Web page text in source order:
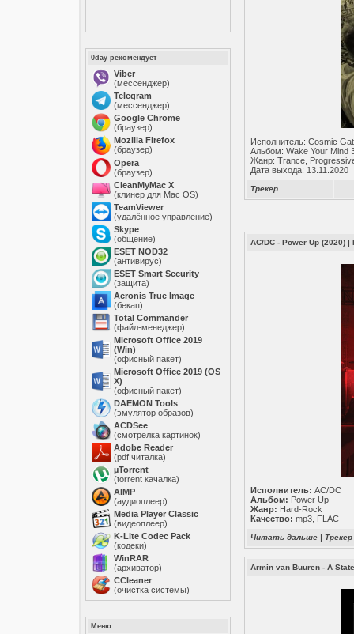
0day рекомендует
Viber
(мессенджер)
Telegram
(мессенджер)
Google Chrome
(браузер)
Mozilla Firefox
(браузер)
Opera
(браузер)
CleanMyMac X
(клинер для Mac OS)
TeamViewer
(удалённое управление)
Skype
(общение)
ESET NOD32
(антивирус)
ESET Smart Security
(защита)
Acronis True Image
(бекап)
Total Commander
(файл-менеджер)
Microsoft Office 2019
(Win)
(офисный пакет)
Microsoft Office 2019 (OS
X)
(офисный пакет)
DAEMON Tools
(эмулятор образов)
ACDSee
(смотрелка картинок)
Adobe Reader
(pdf читалка)
µTorrent
(torrent качалка)
AIMP
(аудиоплеер)
Media Player Classic
(видеоплеер)
K-Lite Codec Pack
(кодеки)
WinRAR
(архиватор)
ССleaner
(очистка системы)
Меню
Исполнитель: Cosmic
Альбом: Wake Your Mind
Жанр: Trance,
Дата выхода: 13.11.2020
Трекер
AC/DC - Power Up (2020) |
Исполнитель: AC/DC
Альбом: Power Up
Жанр: Hard-Rock
Качество: mp3, FLAC
Читать дальше | Трекер
Armin van Buuren - A